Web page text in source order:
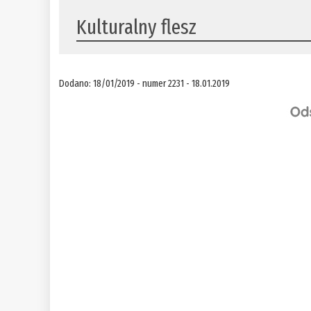
Kulturalny flesz
Dodano: 18/01/2019 - numer 2231 - 18.01.2019